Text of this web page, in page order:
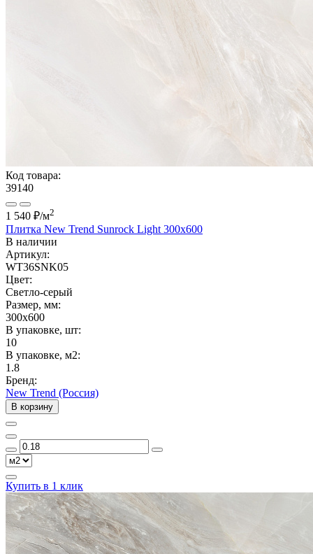
Код товара:
39140
1 540 ₽/м2
Плитка New Trend Sunrock Light 300x600
В наличии
Артикул:
WT36SNK05
Цвет:
Светло-серый
Размер, мм:
300x600
В упаковке, шт:
10
В упаковке, м2:
1.8
Бренд:
New Trend (Россия)
В корзину
Купить в 1 клик